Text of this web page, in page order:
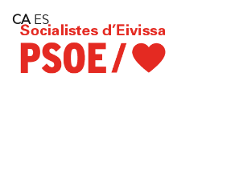
Consell Insular d'Eivissa
Services
Contact
CA ES